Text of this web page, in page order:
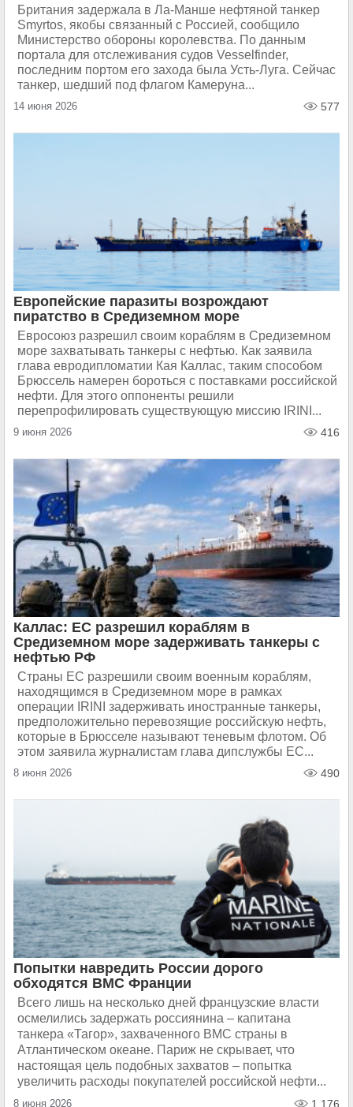
Британия задержала в Ла-Манше нефтяной танкер
Smyrtos, якобы связанный с Россией, сообщило
Министерство обороны королевства. По данным
портала для отслеживания судов Vesselfinder,
последним портом его захода была Усть-Луга. Сейчас
танкер, шедший под флагом Камеруна...
14 июня 2026 577
Европейские паразиты возрождают
пиратство в Средиземном море
Евросоюз разрешил своим кораблям в Средиземном
море захватывать танкеры с нефтью. Как заявила
глава евродипломатии Кая Каллас, таким способом
Брюссель намерен бороться с поставками российской
нефти. Для этого оппоненты решили
перепрофилировать существующую миссию IRINI...
9 июня 2026 416
Каллас: ЕС разрешил кораблям в
Средиземном море задерживать танкеры с
нефтью РФ
Страны ЕС разрешили своим военным кораблям,
находящимся в Средиземном море в рамках
операции IRINI задерживать иностранные танкеры,
предположительно перевозящие российскую нефть,
которые в Брюсселе называют теневым флотом. Об
этом заявила журналистам глава дипслужбы ЕС...
8 июня 2026 490
Попытки навредить России дорого
обходятся ВМС Франции
Всего лишь на несколько дней французские власти
осмелились задержать россиянина – капитана
танкера «Тагор», захваченного ВМС страны в
Атлантическом океане. Париж не скрывает, что
настоящая цель подобных захватов – попытка
увеличить расходы покупателей российской нефти...
8 июня 2026 1 176